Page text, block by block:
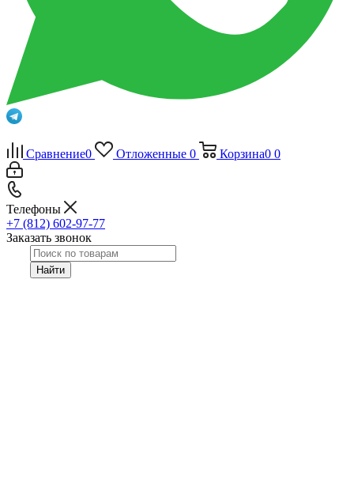
Сравнение0 Отложенные 0 Корзина0 0
Телефоны
+7 (812) 602-97-77
Заказать звонок
Найти